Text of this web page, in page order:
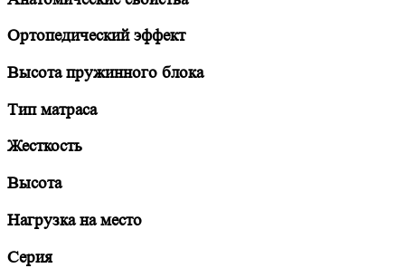
Ортопедический эффект
Высота пружинного блока
Тип матраса
Жесткость
Высота
Нагрузка на место
Серия